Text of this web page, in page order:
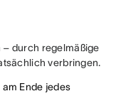
durch regelmäßige
verbringen.
Ende jedes